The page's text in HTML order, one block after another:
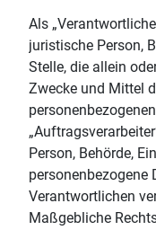
Als
juristische Person,
Stelle, die allein
Zwecke und Mittel
Person, Behörde,
personenbezogene
Verantwortlichen
Maßgebliche